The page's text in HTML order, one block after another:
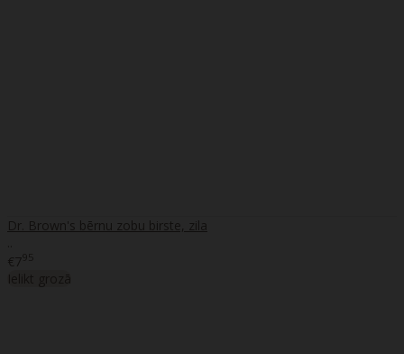
Dr. Brown's bērnu zobu birste, zila
€795
Ielikt grozā